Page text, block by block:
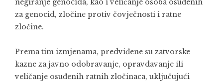
negiranje genocida, kao i veličanje osoba osuđenih
za genocid, zločine protiv čovječnosti i ratne
zločine.
Prema tim izmjenama, predviđene su zatvorske
kazne za javno odobravanje, opravdavanje ili
veličanje osuđenih ratnih zločinaca, uključujući